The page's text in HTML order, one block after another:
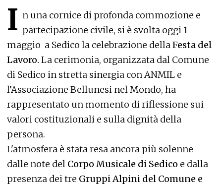
I n una cornice di profonda commozione e
partecipazione civile, si è svolta oggi 1
maggio a Sedico la celebrazione della Festa del
Lavoro. La cerimonia, organizzata dal Comune
di Sedico in stretta sinergia con ANMIL e
l’Associazione Bellunesi nel Mondo, ha
rappresentato un momento di riflessione sui
valori costituzionali e sulla dignità della
persona.
L'atmosfera è stata resa ancora più solenne
dalle note del Corpo Musicale di Sedico e dalla
presenza dei tre Gruppi Alpini del Comune e